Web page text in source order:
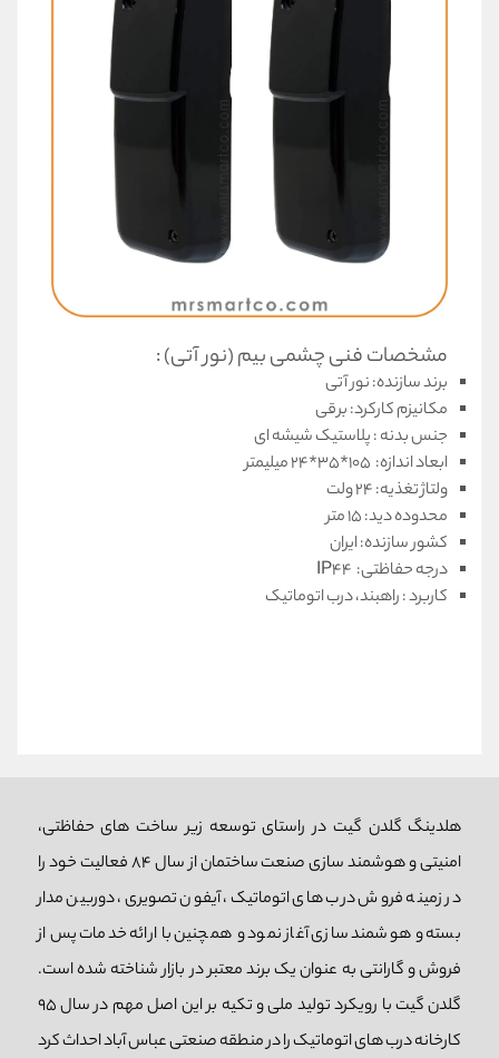
مشخصات فنی چشمی بیم (نور آتی) :
برند سازنده: نور آتی
مکانیزم کارکرد: برقی
جنس بدنه : پلاستیک شیشه ای
ابعاد اندازه: 105*35*24 میلیمتر
ولتاژ تغذیه: 24 ولت
محدوده دید: 15 متر
کشور سازنده: ایران
درجه حفاظتی: IP44
کاربرد : راهبند، درب اتوماتیک
هلدینگ گلدن گیت در راستای توسعه زیر ساخت های حفاظتی،
امنیتی و هوشمند سازی صنعت ساختمان از سال 84 فعالیت خود را
در زمینه فروش درب های اتوماتیک، آیفون تصویری، دوربین مدار
بسته و هوشمند سازی آغاز نمود و همچنین با ارائه خدمات پس از
فروش و گارانتی به عنوان یک برند معتبر در بازار شناخته شده است.
گلدن گیت با رویکرد تولید ملی و تکیه بر این اصل مهم در سال 95
کارخانه درب های اتوماتیک را در منطقه صنعتی عباس آباد احداث کرد